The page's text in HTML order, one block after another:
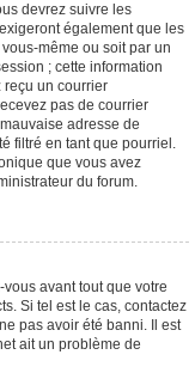
devrez suivre les
également que les
même ou soit par un
; cette information
reçu un courrier
pas de courrier
adresse de
filtré en tant que pourriel.
que vous avez
du forum.
avant tout que votre
Si tel est le cas, contactez
pas avoir été banni. Il est
ait un problème de